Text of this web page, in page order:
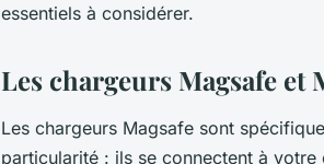
essentiels à considérer.
Les chargeurs Magsafe et
Les chargeurs Magsafe sont
particularité : ils se connectent à votre